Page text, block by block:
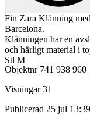
Fin Zara Klänning
Barcelona.
Klänningen har en
och härligt material i
Stl M
Objektnr 741 938 960
Visningar 31
Publicerad 25 jul 13:39